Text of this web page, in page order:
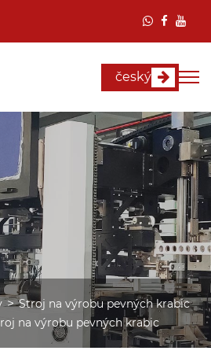
český
Stroj na výrobu pevných krabic
na výrobu pevných krabic